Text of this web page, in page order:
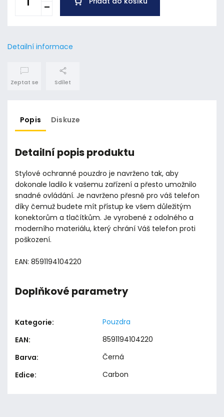
Detailní informace
Zeptat se Sdílet
Popis Diskuze
Detailní popis produktu
Stylové ochranné pouzdro je navrženo tak, aby
dokonale ladilo k vašemu zařízení a přesto umožnilo
snadné ovládání. Je navrženo přesně pro váš telefon
díky čemuž budete mít přístup ke všem důležitým
konektorům a tlačítkům. Je vyrobené z odolného a
moderního materiálu, který chrání Váš telefon proti
poškození.
EAN: 8591194104220
Doplňkové parametry
Kategorie:
Pouzdra
EAN:
8591194104220
Barva:
Černá
Edice: Carbon